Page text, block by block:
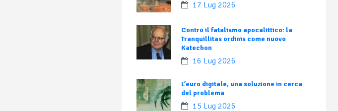
17 Lug 2026
Contro il fatalismo apocalittico: la
Tranquillitas ordinis come nuovo
Katechon
16 Lug 2026
L’euro digitale, una soluzione in cerca
del problema
15 Lug 2026